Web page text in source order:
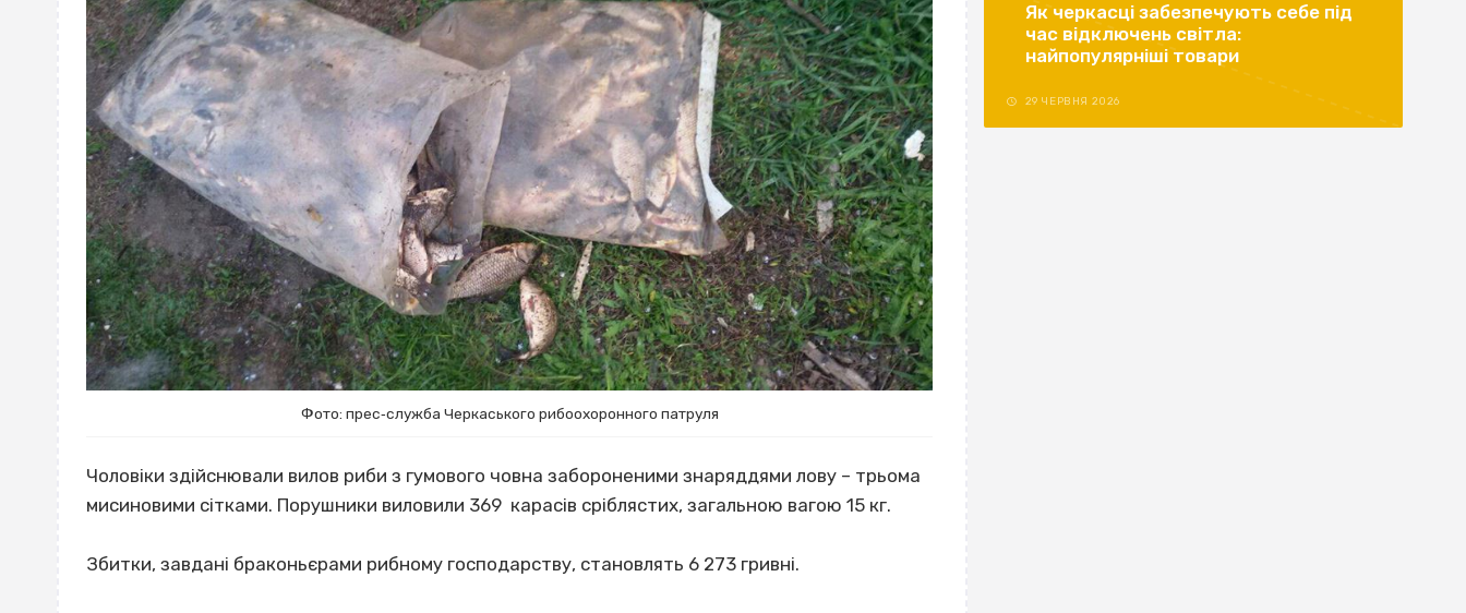
Фото: прес‐служба Черкаського рибоохоронного патруля
Чоловіки здійснювали вилов риби з гумового човна забороненими знаряддями лову – трьома
мисиновими сітками. Порушники виловили 369 карасів сріблястих, загальною вагою 15 кг.
Збитки, завдані браконьєрами рибному господарству, становлять 6 273 гривні.
Як черкасці забезпечують себе під
час відключень світла:
найпопулярніші товари
29 ЧЕРВНЯ 2026